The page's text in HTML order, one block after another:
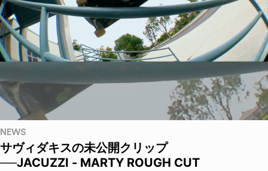
NEWS
サヴィダキスの未公開クリップ
──JACUZZI - MARTY ROUGH CUT